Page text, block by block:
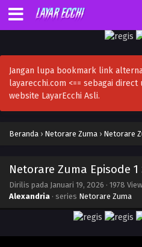
Jangan lupa bookmark link
layarecchi.com <== sebagai
website LayarEcchi Asli.
Beranda › Netorare Zuma › Netorare
Netorare Zuma Episode
Dirilis pada Januari 19, 2026 · 1978
Alexandria · series Netorare Zuma